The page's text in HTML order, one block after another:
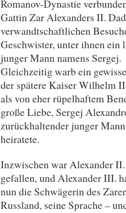
Romanov-Dynastie
Gattin Zar Alexanders II.
verwandtschaftlichen
Geschwister, unter ihnen
junger Mann namens Sergej.
Gleichzeitig warb ein
der spätere Kaiser Wilhelm
als von eher rüpelhaftem
große Liebe, Sergej
zurückhaltender junger
heiratete.
Inzwischen war Alexander
gefallen, und Alexander III.
nun die Schwägerin des
Russland, seine Sprache –